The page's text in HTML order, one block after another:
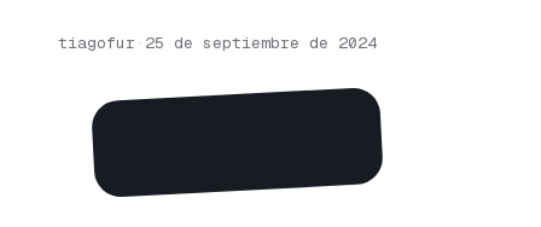
tiagofur · 25 de septiembre de 2024